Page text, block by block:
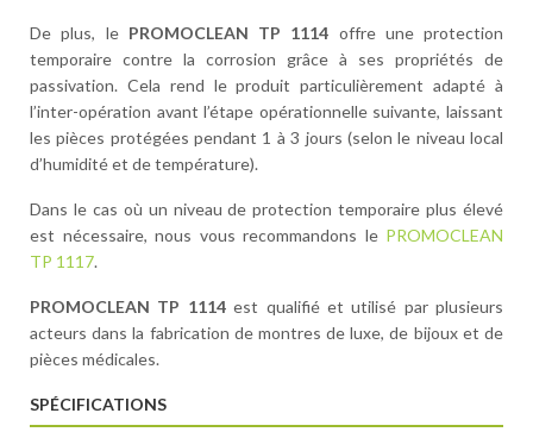
De plus, le PROMOCLEAN TP 1114 offre une protection
temporaire contre la corrosion grâce à ses propriétés de
passivation. Cela rend le produit particulièrement adapté à
l’inter-opération avant l’étape opérationnelle suivante, laissant
les pièces protégées pendant 1 à 3 jours (selon le niveau local
d’humidité et de température).
Dans le cas où un niveau de protection temporaire plus élevé
est nécessaire, nous vous recommandons le PROMOCLEAN
TP 1117.
PROMOCLEAN TP 1114est qualifié et utilisé par plusieurs
acteurs dans la fabrication de montres de luxe, de bijoux et de
pièces médicales.
SPÉCIFICATIONS